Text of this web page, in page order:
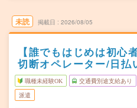
未読 掲載日 2026/08/05
【誰でもはじめは初心
切断オペレーター/日払
職種未経験OK 交通費別途支給あり
派遣